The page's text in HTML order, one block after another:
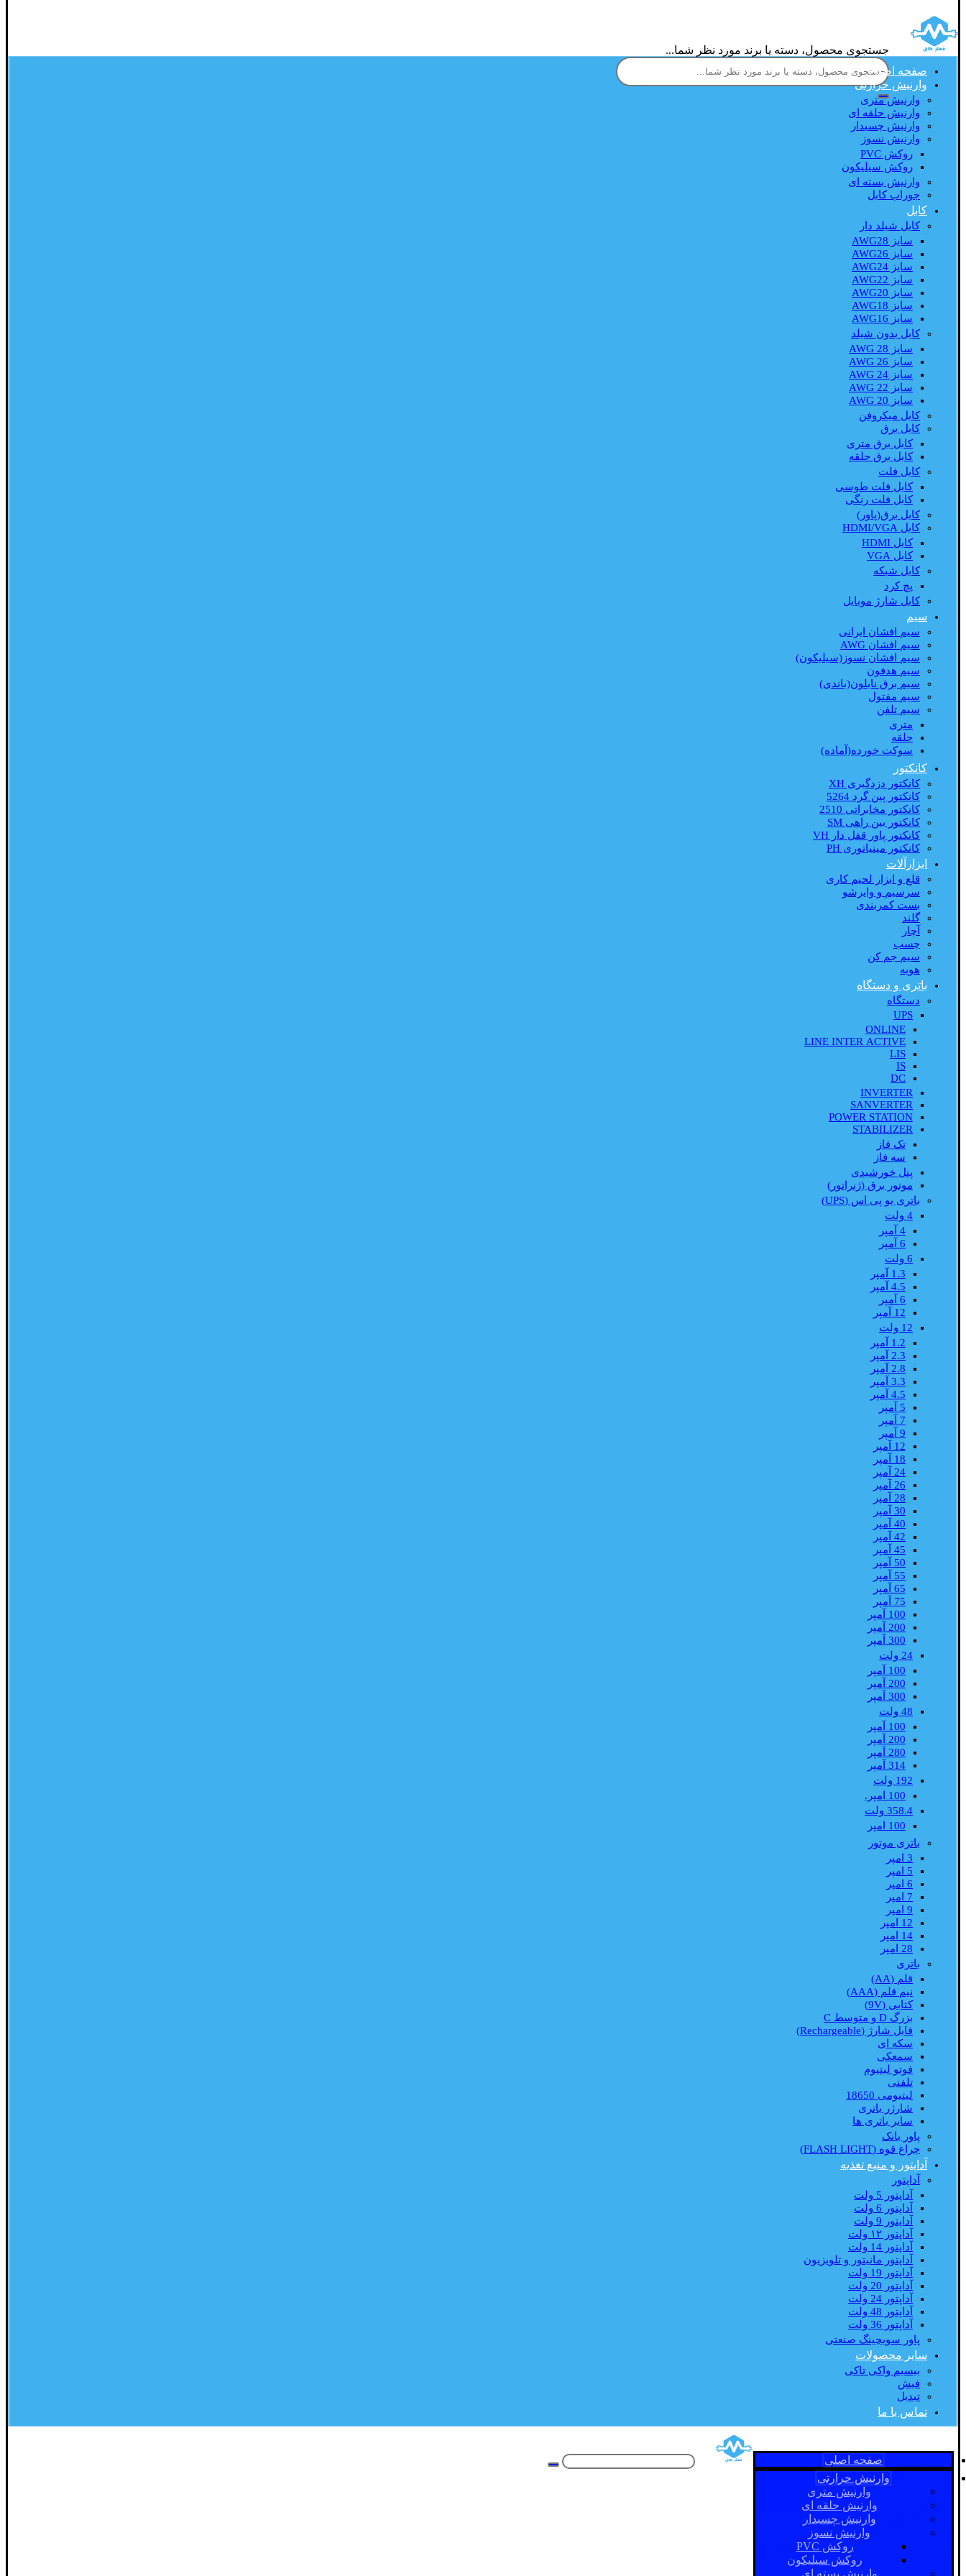
جستجوی محصول، دسته یا برند مورد نظر شما...
صفحه اصلی
وارنیش حرارتی
وارنیش متری
وارنیش حلقه ای
وارنیش چسبدار
وارنیش نسوز
روکش PVC
روکش سیلیکون
وارنیش بسته ای
جوراب کابل
کابل
کابل شیلد دار
سایز AWG28
سایز AWG26
سایز AWG24
سایز AWG22
سایز AWG20
سایز AWG18
سایز AWG16
کابل بدون شیلد
سایز AWG 28
سایز AWG 26
سایز AWG 24
سایز AWG 22
سایز AWG 20
کابل میکروفن
کابل برق
کابل برق متری
کابل برق حلقه
کابل فلت
کابل فلت طوسی
کابل فلت رنگی
کابل برق(پاور)
کابل HDMI/VGA
کابل HDMI
کابل VGA
کابل شبکه
پچ کرد
کابل شارژ موبایل
سیم
سیم افشان ایرانی
سیم افشان AWG
سیم افشان نسوز(سیلیکون)
سیم هدفون
سیم برق نایلون(باندی)
سیم مفتول
سیم تلفن
متری
حلقه
سوکت خورده(آماده)
کانکتور
کانکتور دزدگیری XH
کانکتور پین گرد 5264
کانکتور مخابراتی 2510
کانکتور بین راهی SM
کانکتور پاور قفل دار VH
کانکتور مینیاتوری PH
ابزارآلات
قلع و ابزار لحیم کاری
سرسیم و وایرشو
بست کمربندی
گلند
آچار
چسب
سیم جم کن
هویه
باتری و دستگاه
دستگاه
UPS
ONLINE
LINE INTER ACTIVE
LIS
IS
DC
INVERTER
SANVERTER
POWER STATION
STABILIZER
تک فاز
سه فاز
پنل خورشیدی
موتور برق (ژنراتور)
باتری یو پی اس (UPS)
4 ولت
4 آمپر
6 آمپر
6 ولت
1.3 آمپر
4.5 آمپر
6 آمپر
12 آمپر
12 ولت
1.2 آمپر
2.3 آمپر
2.8 آمپر
3.3 آمپر
4.5 آمپر
5 آمپر
7 آمپر
9 آمپر
12 آمپر
18 آمپر
24 آمپر
26 آمپر
28 آمپر
30 آمپر
40 آمپر
42 آمپر
45 آمپر
50 آمپر
55 آمپر
65 آمپر
75 آمپر
100 آمپر
200 آمپر
300 آمپر
24 ولت
100 آمپر
200 آمپر
300 آمپر
48 ولت
100 آمپر
200 آمپر
280 آمپر
314 آمپر
192 ولت
100 امپر.
358.4 ولت
100 امپر
باتری موتور
3 امپر
5 امپر
6 امپر
7 امپر
9 امپر
12 امپر
14 امپر
28 امپر
باتری
قلم (AA)
نیم قلم (AAA)
کتابی (9V)
بزرگ D و متوسط C
قابل شارژ (Rechargeable)
سکه ای
سمعکی
فوتو لیتیوم
تلفنی
لیتیومی 18650
شارژر باتری
سایر باتری ها
پاور بانک
چراغ قوه (FLASH LIGHT)
آداپتور و منبع تغذیه
آداپتور
آداپتور 5 ولت
آداپتور 6 ولت
آداپتور 9 ولت
آداپتور ۱۲ ولت
آداپتور 14 ولت
آداپتور مانیتور و تلویزیون
آداپتور 19 ولت
آداپتور 20 ولت
آداپتور 24 ولت
آداپتور 48 ولت
آداپتور 36 ولت
پاور سویچینگ صنعتی
سایر محصولات
بیسیم واکی تاکی
فیش
تبدیل
تماس با ما
صفحه اصلی
وارنیش حرارتی
وارنیش متری
وارنیش حلقه ای
وارنیش چسبدار
وارنیش نسوز
روکش PVC
روکش سیلیکون
وارنیش بسته ای